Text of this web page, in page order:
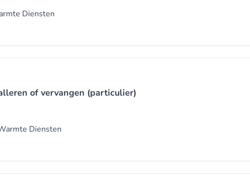
Diensten
of vervangen (particulier)
Diensten